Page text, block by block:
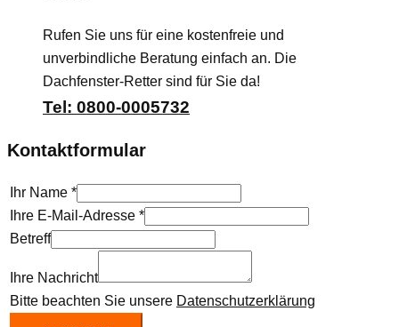
Rufen Sie uns für eine kostenfreie und
unverbindliche Beratung einfach an. Die
Dachfenster-Retter sind für Sie da!
Tel: 0800-0005732
Kontaktformular
Ihr Name *
Ihre E-Mail-Adresse *
Betreff
Ihre Nachricht
Bitte beachten Sie unsere Datenschutzerklärung